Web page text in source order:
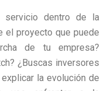
servicio dentro de la
el proyecto que puede
de tu empresa?
¿Buscas inversores
la evolución de